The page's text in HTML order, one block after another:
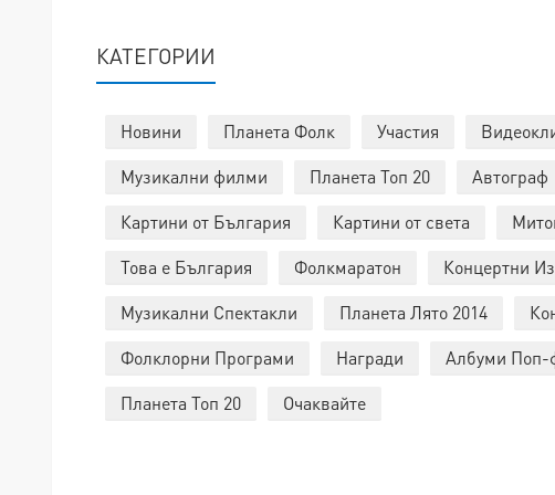
КАТЕГОРИИ
Новини Планета Фолк Участия
Музикални филми
Планета Топ 20 Автограф
Картини от България
Картини от света
Това е България
Фолкмаратон Концертни
Музикални Спектакли
Планета Лято 2014
Фолклорни Програми
Награди Албуми Поп-
Планета Топ 20
Очаквайте